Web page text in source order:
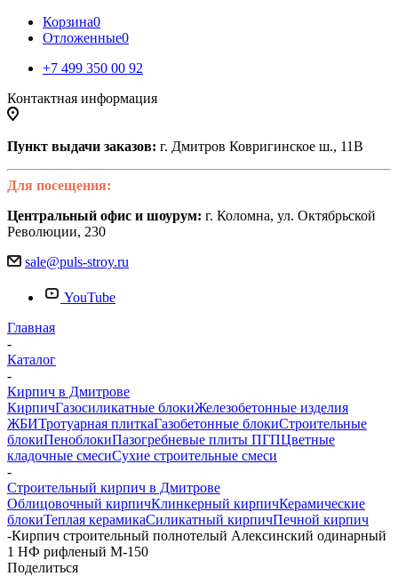
Корзина0
Отложенные0
+7 499 350 00 92
Контактная информация
Пункт выдачи заказов: г. Дмитров Ковригинское ш., 11В
Для посещения:
Центральный офис и шоурум: г. Коломна, ул. Октябрьской
Революции, 230
sale@puls-stroy.ru
YouTube
Главная
-
Каталог
-
Кирпич в Дмитрове
КирпичГазосиликатные блокиЖелезобетонные изделия
ЖБИТротуарная плиткаГазобетонные блокиСтроительные
блокиПеноблокиПазогребневые плиты ПГПЦветные
кладочные смесиСухие строительные смеси
-
Строительный кирпич в Дмитрове
Облицовочный кирпичКлинкерный кирпичКерамические
блокиТеплая керамикаСиликатный кирпичПечной кирпич
-Кирпич строительный полнотелый Алексинский одинарный
1 НФ рифленый М-150
Поделиться